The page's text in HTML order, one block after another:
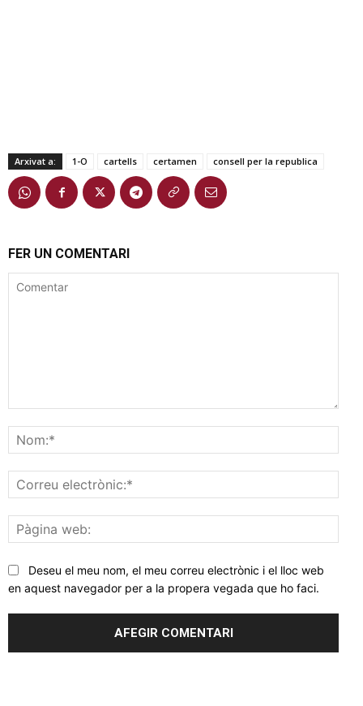
Arxivat a: 1-O cartells certamen consell per la republica
FER UN COMENTARI
web:
Deseu el meu nom, el meu correu electrònic i el lloc web
en aquest navegador per a la propera vegada que ho faci.